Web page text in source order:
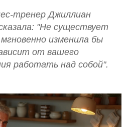
тренер Джиллиан
"Не существует
изменила бы
от вашего
работать над собой".